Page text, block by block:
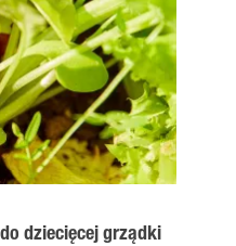
dziecięcej grządki